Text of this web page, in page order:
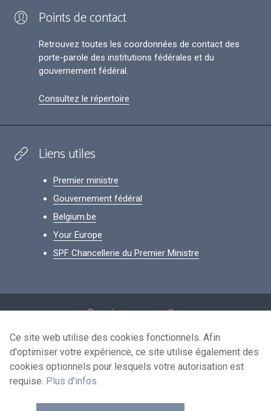
Points de contact
Retrouvez toutes les coordonnées de contact des
porte-parole des institutions fédérales et du
gouvernement fédéral.
Consultez le répertoire
Liens utiles
Premier ministre
Gouvernement fédéral
Belgium.be
Your Europe
SPF Chancellerie du Premier Ministre
Données personnelles
Conditions de réutilisation
Contactez-nous
Ce site web utilise des cookies fonctionnels. Afin
d'optimiser votre expérience, ce site utilise également des
cookies optionnels pour lesquels votre autorisation est
requise. Plus d'infos.